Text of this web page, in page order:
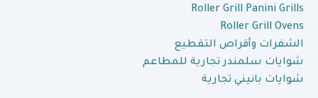
Roller Grill Panini Grills
Roller Grill Ovens
الشفرات وأقراص التقطيع
شوايات سلمندر تجارية للمطاعم
شوايات بانيني تجارية